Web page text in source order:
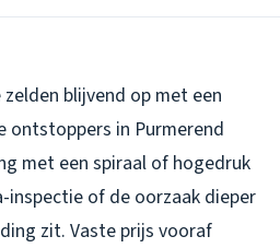
blijvend op met een
ontstoppers in Purmerend
met een spiraal of hogedruk
inspectie of de oorzaak dieper
zit. Vaste prijs vooraf